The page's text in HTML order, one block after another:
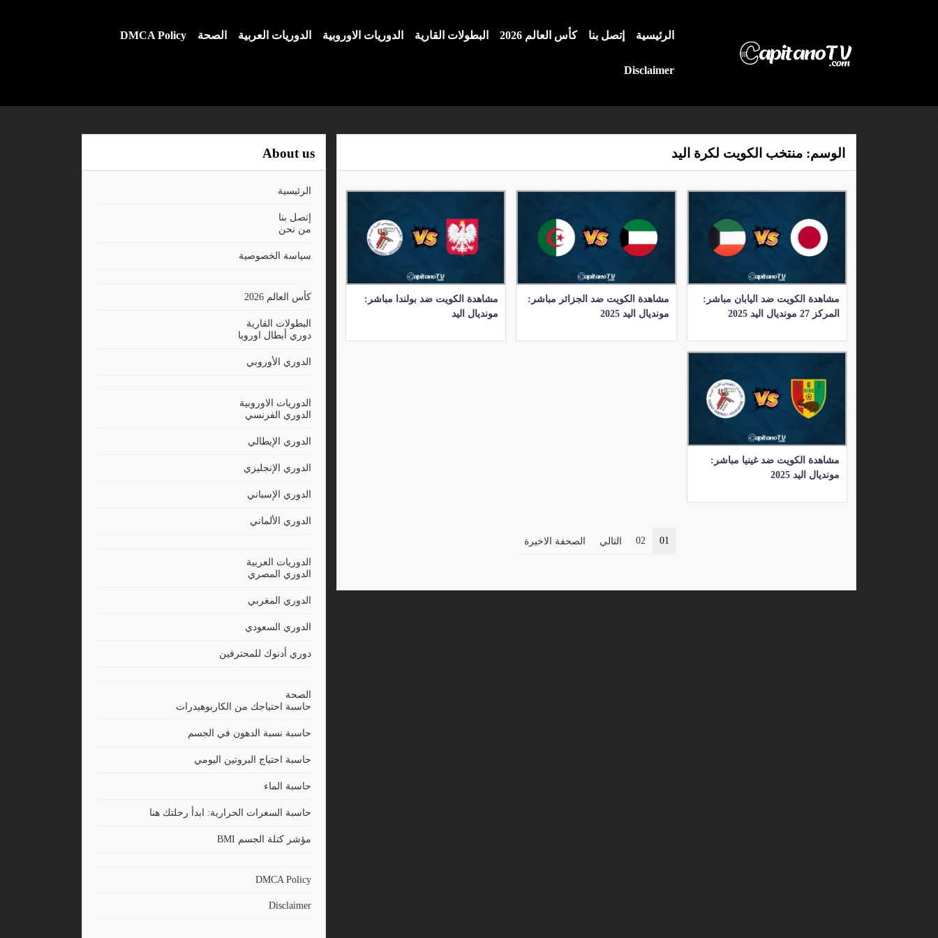
الرئيسية إتصل بنا كأس العالم 2026 البطولات القارية الدوريات الاوروبية الدوريات العربية الصحة DMCA Policy
Disclaimer
الوسم: منتخب الكويت لكرة اليد
مشاهدة الكويت ضد اليابان مباشر:
المركز 27 مونديال اليد 2025
مشاهدة الكويت ضد الجزائر مباشر:
مونديال اليد 2025
مشاهدة الكويت ضد بولندا مباشر:
مونديال اليد
مشاهدة الكويت ضد غينيا مباشر:
مونديال اليد 2025
01
02 التالي الصحفة الاخيرة
About us
الرئيسية
إتصل بنا
من نحن
سياسة الخصوصية
كأس العالم 2026
البطولات القارية
دوري أبطال اوروبا
الدوري الأوروبي
الدوريات الاوروبية
الدوري الفرنسي
الدوري الإيطالي
الدوري الإنجليزي
الدوري الإسباني
الدوري الألماني
الدوريات العربية
الدوري المصري
الدوري المغربي
الدوري السعودي
دوري أدنوك للمحترفين
الصحة
حاسبة احتياجك من الكاربوهيدرات
حاسبة نسبة الدهون في الجسم
حاسبة احتياج البروتين اليومي
حاسبة الماء
حاسبة السعرات الحرارية: ابدأ رحلتك هنا
مؤشر كتلة الجسم BMI
DMCA Policy
Disclaimer